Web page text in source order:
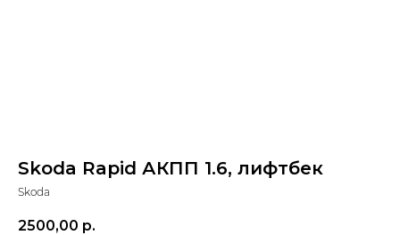
Skoda Rapid АКПП 1.6, лифтбек
Skoda
2500,00 р.